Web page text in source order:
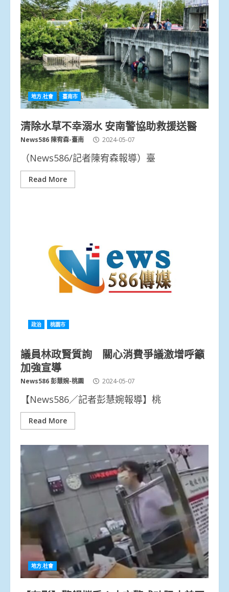
地方.社會 臺南市
清除水草不幸溺水 安南警協助救援送醫
News586 陳宥森-臺南 2024-05-07
（News586/記者陳宥森報導）臺
Read More
政治 桃園市
議員林政賢質詢 關心消費爭議激增呼籲
加強宣導
News586 彭慧婉-桃園 2024-05-07
【News586／記者彭慧婉報導】桃
Read More
地方.社會